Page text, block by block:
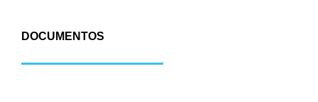
DOCUMENTOS